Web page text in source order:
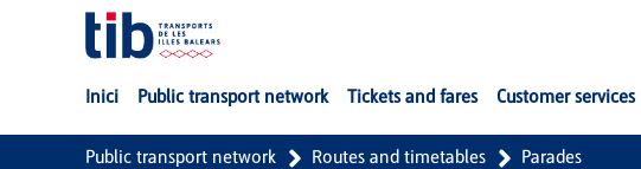
Skip to Main Content
Inici Public transport network Tickets and fares Customer services
Public transport network Routes and timetables Parades